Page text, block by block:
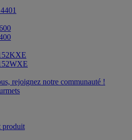
rejoignez notre communauté !
produit